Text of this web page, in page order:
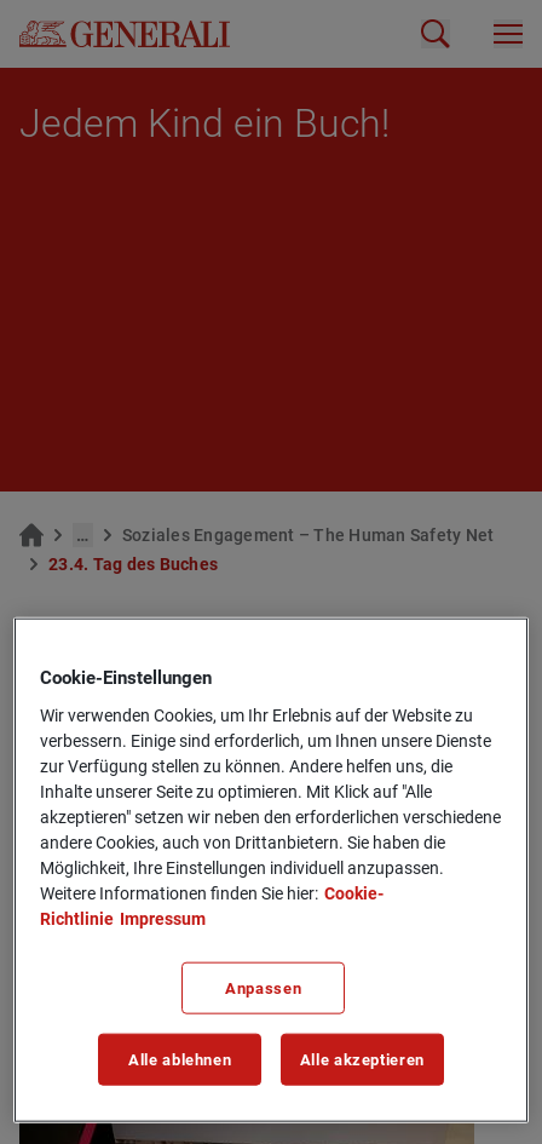
Jedem Kind ein Buch!
…
So­zia­les En­ga­ge­ment – The Human Safe­ty Net
23.4. Tag des Bu­ches
Am 23. April ist der UNESCO
Welt­tag des Buches
Wir nutzen diesen Tag, um unsere Kampagne #lesen2024
offiziell zu starten. Lesen und Vorlesen sind unverzichtbare
Bausteine in der Entwicklung von Kindern. Vor allem
Kindern aus benachteiligten Familien fehlt oft der Zugang
zu Büchern, was es ihnen zusätzlich erschwert, ihre soziale
Lage nachhaltig zu verbessern.
Auch aus Umweltgründen ist die Wiederverwendung von
Büchern eine wichtige Initiative.
Cookie-­Einstellungen
Wir verwenden Cookies, um Ihr Erlebnis auf der Website zu
verbessern. Einige sind erforderlich, um Ihnen unsere Dienste
zur Verfügung stellen zu können. Andere helfen uns, die
Inhalte unserer Seite zu optimieren. Mit Klick auf "Alle
akzeptieren" setzen wir neben den erforderlichen verschiedene
andere Cookies, auch von Drittanbietern. Sie haben die
Möglichkeit, Ihre Einstellungen individuell anzupassen.
Weitere Informationen finden Sie hier: Cookie-
Richtlinie Impressum
Anpassen
Alle ablehnen Alle akzeptieren